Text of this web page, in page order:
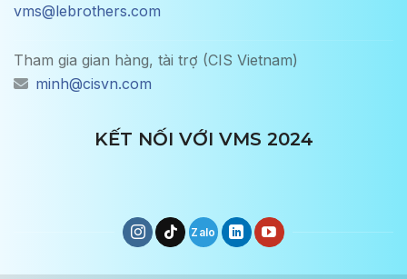
vms@lebrothers.com
Tham gia gian hàng, tài trợ (CIS Vietnam)
minh@cisvn.com
KẾT NỐI VỚI VMS 2024